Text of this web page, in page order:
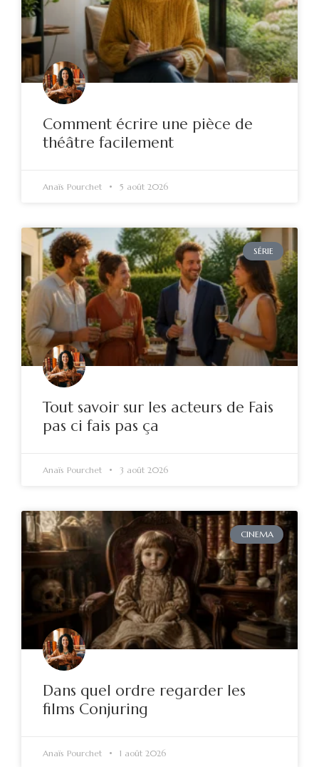
Comment écrire une pièce de
théâtre facilement
Anaïs Pourchet 5 août 2026
SÉRIE
Tout savoir sur les acteurs de Fais
pas ci fais pas ça
Anaïs Pourchet 3 août 2026
CINEMA
Dans quel ordre regarder les
films Conjuring
Anaïs Pourchet 1 août 2026